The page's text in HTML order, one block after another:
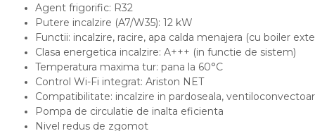
Boilere termoelectrice
Boilere indirecte cu
serpentina
Boilere solare indirecte (cu
serpentina)
Boilere pentru pompe de
Agent frigorific: R32
Putere incalzire (A7/W35): 12 kW
Functii: incalzire, racire, apa calda menajera (cu boiler
Clasa energetica incalzire: A+++ (in functie de sistem)
Temperatura maxima tur: pana la 60°C
Control Wi-Fi integrat: Ariston NET
Compatibilitate: incalzire in pardoseala,
Pompa de circulatie de inalta eficienta
Nivel redus de zgomot